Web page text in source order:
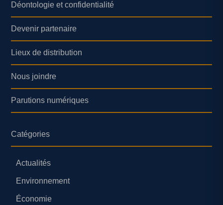
Déontologie et confidentialité
Devenir partenaire
Lieux de distribution
Nous joindre
Parutions numériques
Catégories
Actualités
Environnement
Économie